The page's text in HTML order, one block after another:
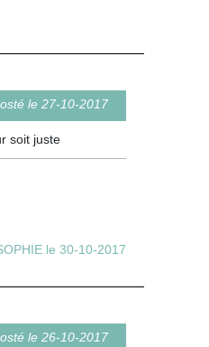
le 27-10-2017
soit juste
le 30-10-2017
le 26-10-2017